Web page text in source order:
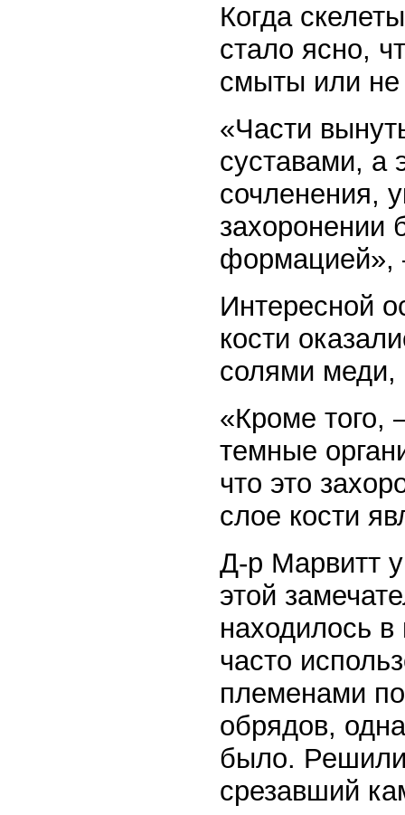
Когда
стало ясно,
смыты или не
«Части
суставами, а
сочленения,
захоронении
формацией»,
Интересной
кости
солями меди,
«Кроме того,
темные
что это
слое кости
Д-р Марвитт
этой
находилось
часто
племенами
обрядов,
было.
срезавший